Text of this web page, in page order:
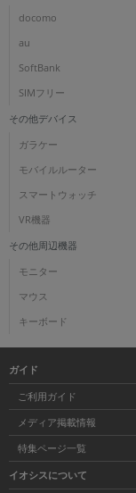
docomo
au
SoftBank
SIMフリー
その他デバイス
ガラケー
モバイルルーター
スマートウォッチ
VR機器
その他周辺機器
モニター
マウス
キーボード
ガイド
ご利用ガイド
メディア掲載情報
特集ページ一覧
イオシスについて